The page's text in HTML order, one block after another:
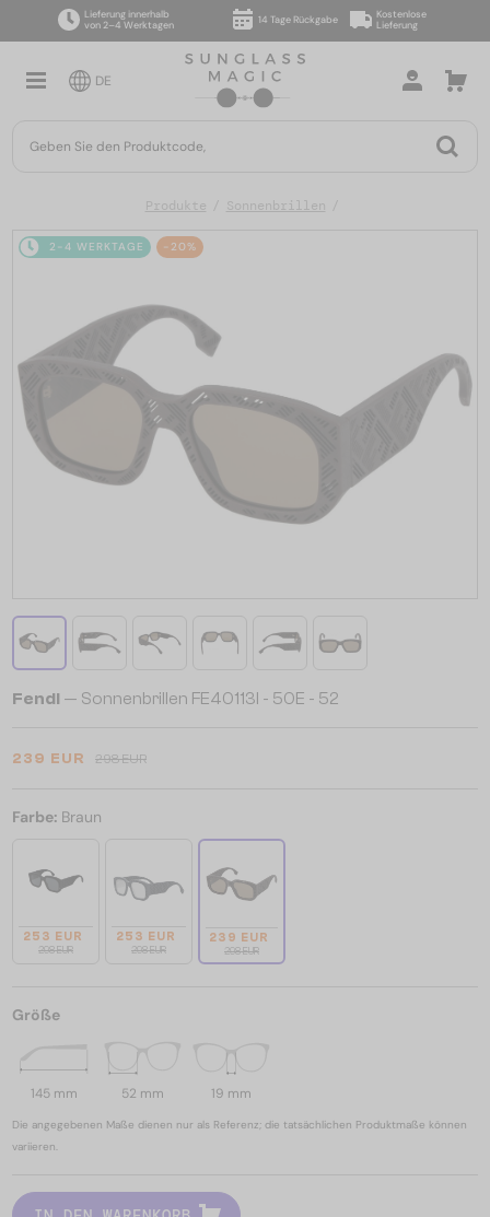
Lieferung innerhalb
von 2–4 Werktagen
14 Tage Rückgabe
Kostenlose
Lieferung
DE
Produkte Sonnenbrillen
2-4 WERKTAGE -20%
Fendi — Sonnenbrillen FE40113I - 50E - 52
239 EUR 298 EUR
Farbe: Braun
253 EUR
298 EUR
253 EUR
298 EUR
239 EUR
298 EUR
Größe
145 mm 52 mm 19 mm
Die angegebenen Maße dienen nur als Referenz; die tatsächlichen Produktmaße können
variieren.